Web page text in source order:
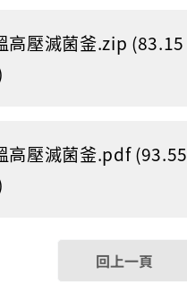
高壓滅菌釜.zip (83.15
高壓滅菌釜.pdf (93.55
回上一頁